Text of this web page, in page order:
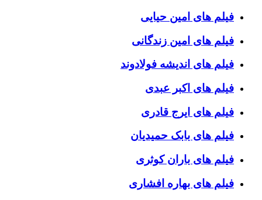
فیلم های امین حیایی
فیلم های امین زندگانی
فیلم های اندیشه فولادوند
فیلم های اکبر عبدی
فیلم های ایرج قادری
فیلم های بابک حمیدیان
فیلم های باران کوثری
فیلم های بهاره افشاری